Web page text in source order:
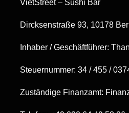
VietStreet – Sushi Bar
Dircksenstraße 93, 10178
Inhaber / Geschäftführer:
Steuernummer: 34 / 455 /
Zuständige Finanzamt: